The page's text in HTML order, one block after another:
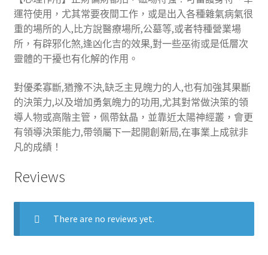
運符使用，尤其常要夜間工作，或是出入各種雜氣病氣很
重的場所的人,比方說醫療場所,公墓等,或者特種營業場
所，有辟邪化煞,逢凶化吉的效果,對一些巫術或是低層次
靈體的干擾也有化解的作用。
對優柔寡斷,猶豫不決,缺乏主見魄力的人,也有加強其果斷
的決策力,以及增加勇氣魄力的功用,尤其對常做決策的領
導人物或高階主管，佩帶鈦晶，並靠近太陽神經叢，會更
有領導決策能力,帶領屬下一起開創新局,在事業上成就非
凡的成績！
Reviews
There are no reviews yet.